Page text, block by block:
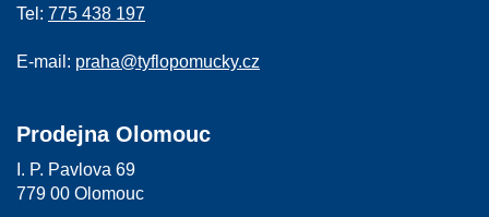
Tel: 775 438 197
E-mail: praha@tyflopomucky.cz
Prodejna Olomouc
I. P. Pavlova 69
779 00 Olomouc